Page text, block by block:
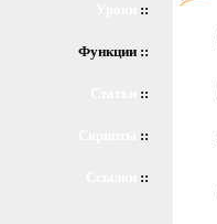
::
Функции ::
::
::
::